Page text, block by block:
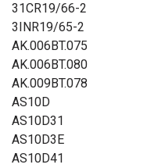
31CR19/66-2
3INR19/65-2
AK.006BT.075
AK.006BT.080
AK.009BT.078
AS10D
AS10D31
AS10D3E
AS10D41